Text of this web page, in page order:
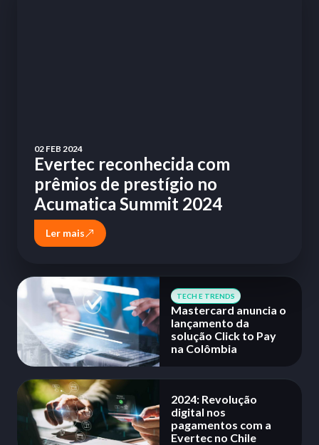
02 FEB 2024
Evertec reconhecida com
prêmios de prestígio no
Acumatica Summit 2024
Ler mais
TECH E TRENDS
Mastercard anuncia o
lançamento da
solução Click to Pay
na Colômbia
2024: Revolução
digital nos
pagamentos com a
Evertec no Chile